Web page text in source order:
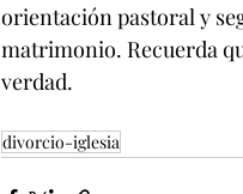
orientación pastoral y
matrimonio. Recuerda
verdad.
divorcio-iglesia